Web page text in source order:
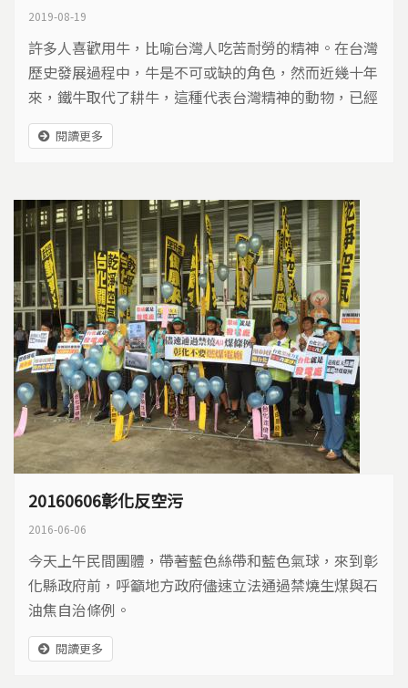
2019-08-19
許多人喜歡用牛，比喻台灣人吃苦耐勞的精神。在台灣
歷史發展過程中，牛是不可或缺的角色，然而近幾十年
來，鐵牛取代了耕牛，這種代表台灣精神的動物，已經
消失在農村。
閱讀更多
20160606彰化反空污
2016-06-06
今天上午民間團體，帶著藍色絲帶和藍色氣球，來到彰
化縣政府前，呼籲地方政府儘速立法通過禁燒生煤與石
油焦自治條例。
閱讀更多